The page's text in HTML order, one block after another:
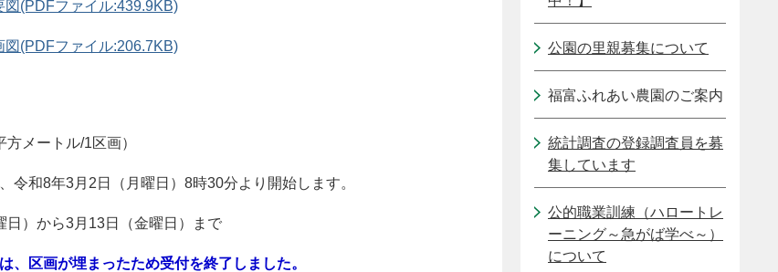
(PDFファイル:439.9KB)
(PDFファイル:206.7KB)
メートル/1区画）
令和8年3月2日（月曜日）8時30分より開始します。
日）から3月13日（金曜日）まで
、区画が埋まったため受付を終了しました。
公園の里親募集について
福富ふれあい農園のご案内
統計調査の登録調査員を募
集しています
公的職業訓練（ハロートレ
ーニング～急がば学べ～）
について